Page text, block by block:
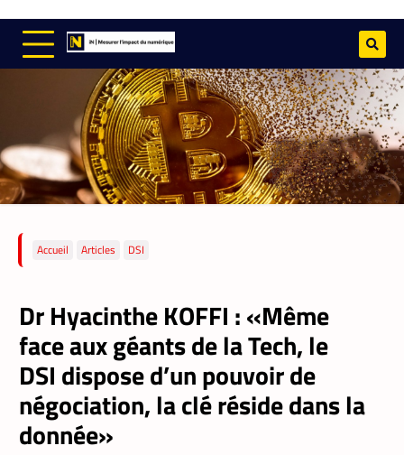
Accueil Articles DSI
Dr Hyacinthe KOFFI : «Même
face aux géants de la Tech, le
DSI dispose d’un pouvoir de
négociation, la clé réside dans la
donnée»